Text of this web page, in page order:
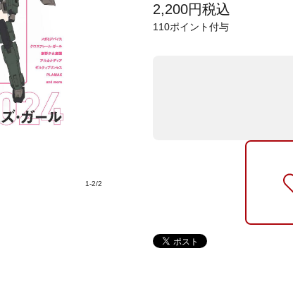
1-2/2
2,200円税込
110ポイント付与